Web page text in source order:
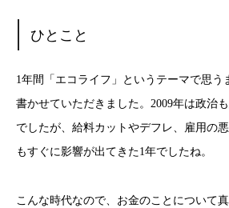
ひとこと
1年間「エコライフ」というテーマで思う
書かせていただきました。2009年は政治
でしたが、給料カットやデフレ、雇用の
もすぐに影響が出てきた1年でしたね。
こんな時代なので、お金のことについて